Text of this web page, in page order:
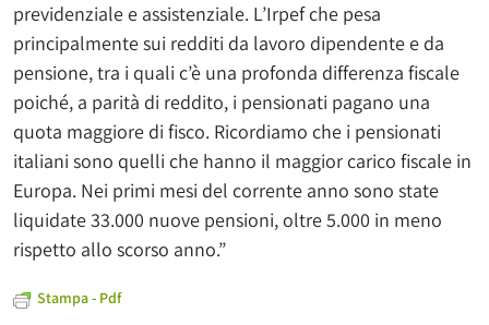
previdenziale e assistenziale. L’Irpef che pesa
principalmente sui redditi da lavoro dipendente e da
pensione, tra i quali c’è una profonda differenza fiscale
poiché, a parità di reddito, i pensionati pagano una
quota maggiore di fisco. Ricordiamo che i pensionati
italiani sono quelli che hanno il maggior carico fiscale in
Europa. Nei primi mesi del corrente anno sono state
liquidate 33.000 nuove pensioni, oltre 5.000 in meno
rispetto allo scorso anno.”
Stampa - Pdf